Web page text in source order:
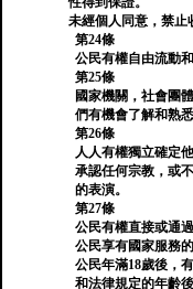
未經個人同意，禁止
第24條
公民有權自由流動
第25條
國家機關，社會團
們有機會了解和熟
第26條
人人有權獨立確定
承認任何宗教，或
的表演。
第27條
公民有權直接或通
公民享有國家服務的
公民年滿18歲後，
和法律規定的年齡後